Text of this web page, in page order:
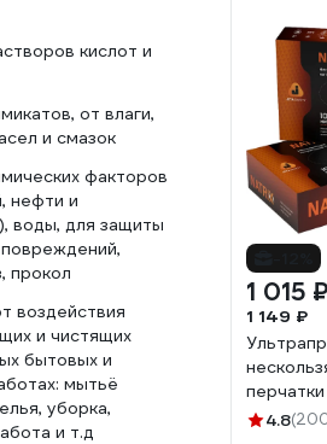
кислот и
от влаги,
и смазок
факторов
нефти и
воды, для защиты
прокол
воздействия
и чистящих
бытовых и
мытьё
уборка,
и т.д
1 015 ₽
1 149 ₽
размер
4.8